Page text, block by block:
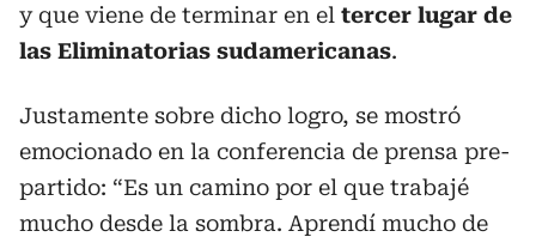
y que viene de terminar en el tercer lugar de
las Eliminatorias sudamericanas.
Justamente sobre dicho logro, se mostró
emocionado en la conferencia de prensa pre-
partido: “Es un camino por el que trabajé
mucho desde la sombra. Aprendí mucho de